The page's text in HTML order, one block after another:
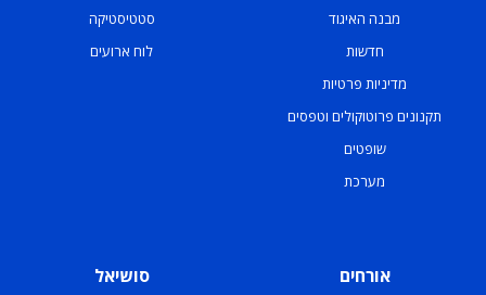
מבנה האיגוד
חדשות
מדיניות פרטיות
תקנונים פרוטוקולים וטפסים
שופטים
מערכת
סטטיסטיקה
לוח ארועים
אורחים סושיאל